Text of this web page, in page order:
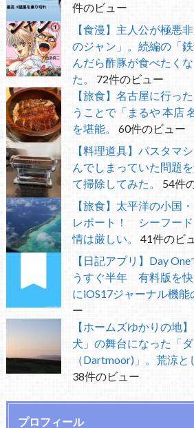
件のビュー
【食漫】主人公が極悪
のジャン」。続編の「
んだら酢豚が食べたく
た。
72件のビュー
【旅食】名古屋に行っ
うことで「まるや 本店
を堪能。
60件のビュー
【料理道具】パスタマ
んでしまっていた問題
て掃除してみた。
54件
【旅食】太平洋の小国
レポート！ シーフー
情は厳しい。
41件のビ
【日記アプリ】Day
うすぐ半年 有料版を
にiOS17ジャーナル機能
ー
【ホームズゆかりの地
犬」の舞台になった「
（Dartmoor)」。荒涼と
38件のビュー
プロフィール